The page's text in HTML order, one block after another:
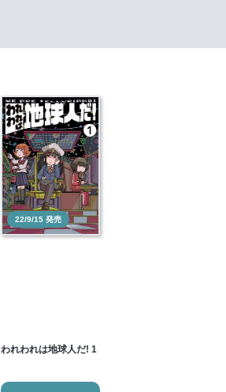
22/9/15 発売
われわれは地球人だ! 1